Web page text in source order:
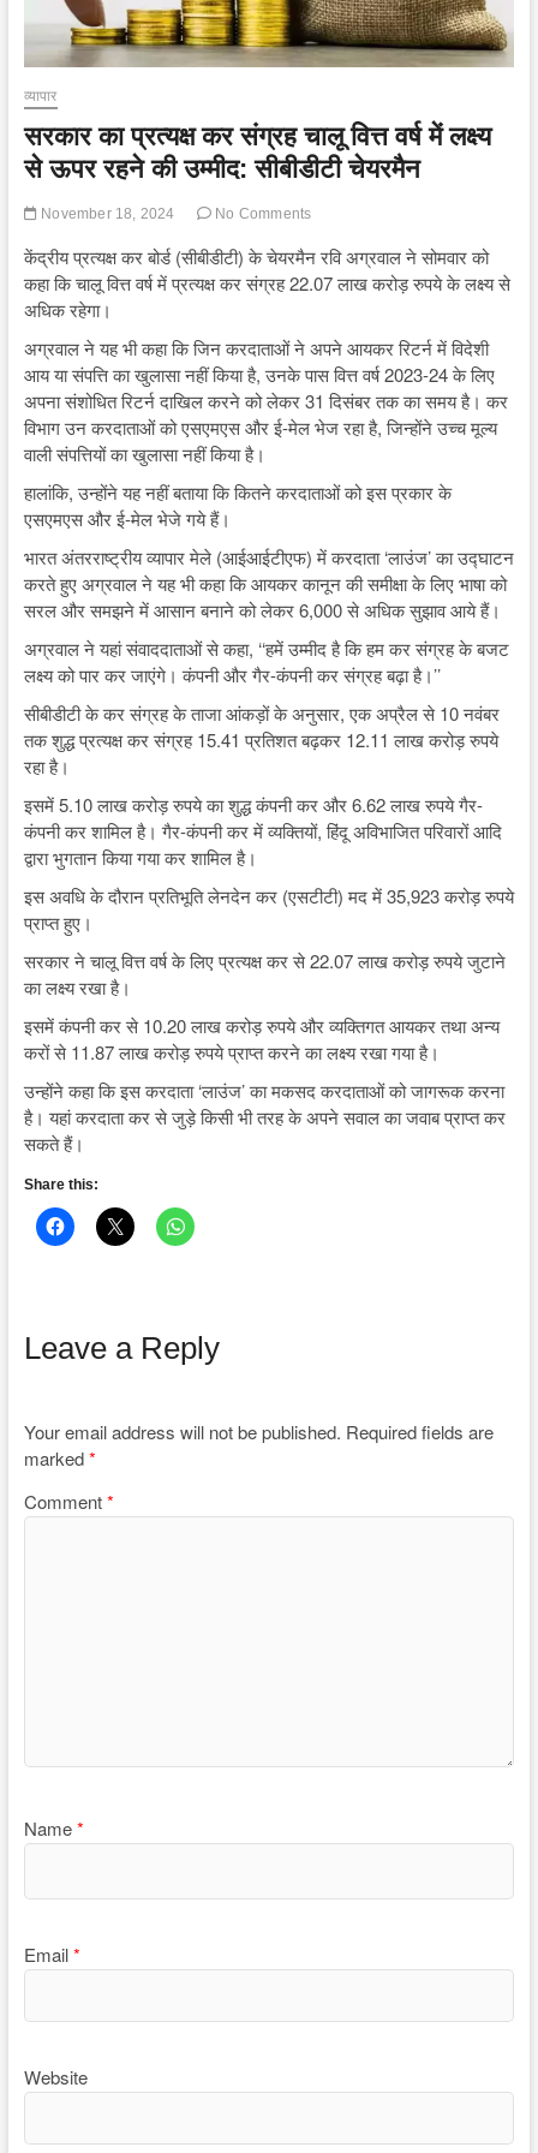
व्यापार
सरकार का प्रत्यक्ष कर संग्रह चालू वित्त वर्ष में लक्ष्य
से ऊपर रहने की उम्मीद: सीबीडीटी चेयरमैन
November 18, 2024 No Comments
केंद्रीय प्रत्यक्ष कर बोर्ड (सीबीडीटी) के चेयरमैन रवि अग्रवाल ने सोमवार को
कहा कि चालू वित्त वर्ष में प्रत्यक्ष कर संग्रह 22.07 लाख करोड़ रुपये के लक्ष्य से
अधिक रहेगा।
अग्रवाल ने यह भी कहा कि जिन करदाताओं ने अपने आयकर रिटर्न में विदेशी
आय या संपत्ति का खुलासा नहीं किया है, उनके पास वित्त वर्ष 2023-24 के लिए
अपना संशोधित रिटर्न दाखिल करने को लेकर 31 दिसंबर तक का समय है। कर
विभाग उन करदाताओं को एसएमएस और ई-मेल भेज रहा है, जिन्होंने उच्च मूल्य
वाली संपत्तियों का खुलासा नहीं किया है।
हालांकि, उन्होंने यह नहीं बताया कि कितने करदाताओं को इस प्रकार के
एसएमएस और ई-मेल भेजे गये हैं।
भारत अंतरराष्ट्रीय व्यापार मेले (आईआईटीएफ) में करदाता ‘लाउंज’ का उद्घाटन
करते हुए अग्रवाल ने यह भी कहा कि आयकर कानून की समीक्षा के लिए भाषा को
सरल और समझने में आसान बनाने को लेकर 6,000 से अधिक सुझाव आये हैं।
अग्रवाल ने यहां संवाददाताओं से कहा, ‘‘हमें उम्मीद है कि हम कर संग्रह के बजट
लक्ष्य को पार कर जाएंगे। कंपनी और गैर-कंपनी कर संग्रह बढ़ा है।’’
सीबीडीटी के कर संग्रह के ताजा आंकड़ों के अनुसार, एक अप्रैल से 10 नवंबर
तक शुद्ध प्रत्यक्ष कर संग्रह 15.41 प्रतिशत बढ़कर 12.11 लाख करोड़ रुपये
रहा है।
इसमें 5.10 लाख करोड़ रुपये का शुद्ध कंपनी कर और 6.62 लाख रुपये गैर-
कंपनी कर शामिल है। गैर-कंपनी कर में व्यक्तियों, हिंदू अविभाजित परिवारों आदि
द्वारा भुगतान किया गया कर शामिल है।
इस अवधि के दौरान प्रतिभूति लेनदेन कर (एसटीटी) मद में 35,923 करोड़ रुपये
प्राप्त हुए।
सरकार ने चालू वित्त वर्ष के लिए प्रत्यक्ष कर से 22.07 लाख करोड़ रुपये जुटाने
का लक्ष्य रखा है।
इसमें कंपनी कर से 10.20 लाख करोड़ रुपये और व्यक्तिगत आयकर तथा अन्य
करों से 11.87 लाख करोड़ रुपये प्राप्त करने का लक्ष्य रखा गया है।
उन्होंने कहा कि इस करदाता ‘लाउंज’ का मकसद करदाताओं को जागरूक करना
है। यहां करदाता कर से जुड़े किसी भी तरह के अपने सवाल का जवाब प्राप्त कर
सकते हैं।
Share this:
Leave a Reply
Your email address will not be published. Required fields are
marked*
Comment*
Name*
Email*
Website